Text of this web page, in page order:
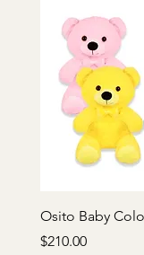
Osito Baby
Precio
$210.00